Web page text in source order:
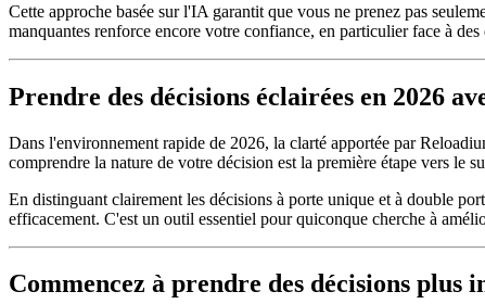
Cette approche basée sur l'IA garantit que vous ne prenez pas
manquantes renforce encore votre confiance, en particulier face à
Prendre des décisions éclairées en 2026
Dans l'environnement rapide de 2026, la clarté apportée par
comprendre la nature de votre décision est la première étape vers le
En distinguant clairement les décisions à porte unique et à double
efficacement. C'est un outil essentiel pour quiconque cherche à
Commencez à prendre des décisions plus